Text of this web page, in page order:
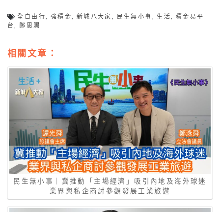
全自由行 強積金 新城八大家 民生無小事 生活 ,積金易平
台
,鄭恩賜
相關文章：
民生無小事｜冀推動「主場經濟」吸引內地及海外球迷
業界與私企商討參觀發展工業旅遊